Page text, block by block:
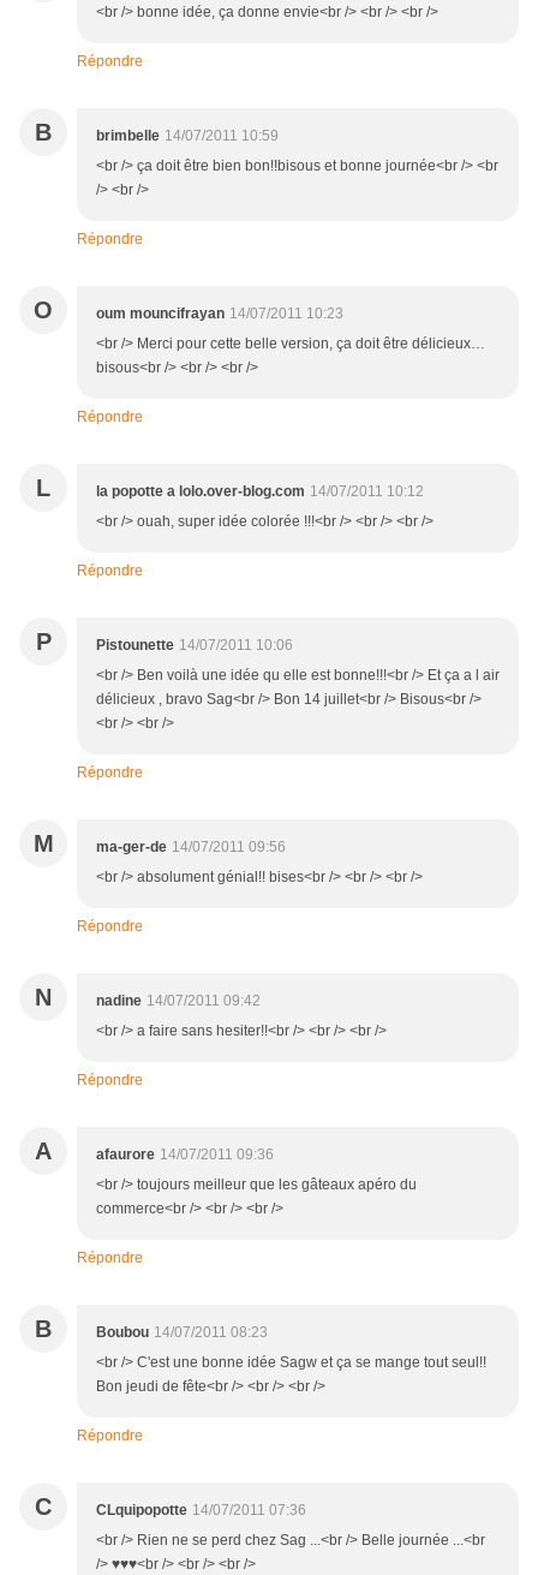
<br /> bonne idée, ça donne envie<br /> <br /> <br />
Répondre
B brimbelle 14/07/2011 10:59
<br /> ça doit être bien bon!!bisous et bonne journée<br /> <br
/> <br />
Répondre
O oum mouncifrayan 14/07/2011 10:23
<br /> Merci pour cette belle version, ça doit être délicieux…
bisous<br /> <br /> <br />
Répondre
L la popotte a lolo.over-blog.com 14/07/2011 10:12
<br /> ouah, super idée colorée !!!<br /> <br /> <br />
Répondre
P Pistounette 14/07/2011 10:06
<br /> Ben voilà une idée qu elle est bonne!!!<br /> Et ça a l air
délicieux , bravo Sag<br /> Bon 14 juillet<br /> Bisous<br />
<br /> <br />
Répondre
M ma-ger-de 14/07/2011 09:56
<br /> absolument génial!! bises<br /> <br /> <br />
Répondre
N nadine 14/07/2011 09:42
<br /> a faire sans hesiter!!<br /> <br /> <br />
Répondre
A afaurore 14/07/2011 09:36
<br /> toujours meilleur que les gâteaux apéro du
commerce<br /> <br /> <br />
Répondre
B Boubou 14/07/2011 08:23
<br /> C'est une bonne idée Sagw et ça se mange tout seul!!
Bon jeudi de fête<br /> <br /> <br />
Répondre
C CLquipopotte 14/07/2011 07:36
<br /> Rien ne se perd chez Sag ...<br /> Belle journée ...<br
/> ♥♥♥<br /> <br /> <br />